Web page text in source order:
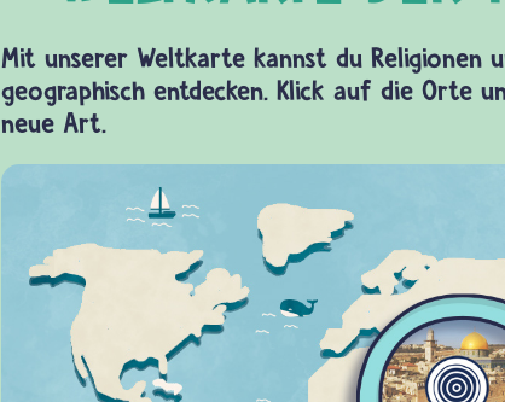
Mit unserer Weltkarte kannst du Religionen
geographisch entdecken. Klick auf die Orte
neue Art.